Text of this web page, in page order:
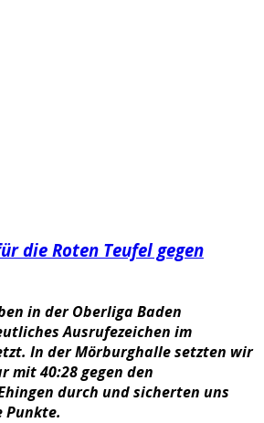
die Roten Teufel gegen
in der Oberliga Baden
Ausrufezeichen im
In der Mörburghalle setzten wir
mit 40:28 gegen den
durch und sicherten uns
Punkte.